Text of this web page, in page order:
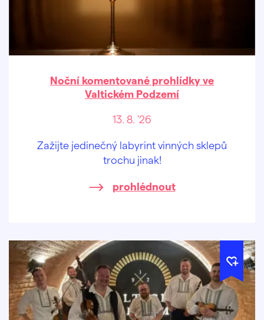
Noční komentované prohlídky ve
Valtickém Podzemí
13. 8. '26
Zažijte jedinečný labyrint vinných sklepů
trochu jinak!
prohlédnout